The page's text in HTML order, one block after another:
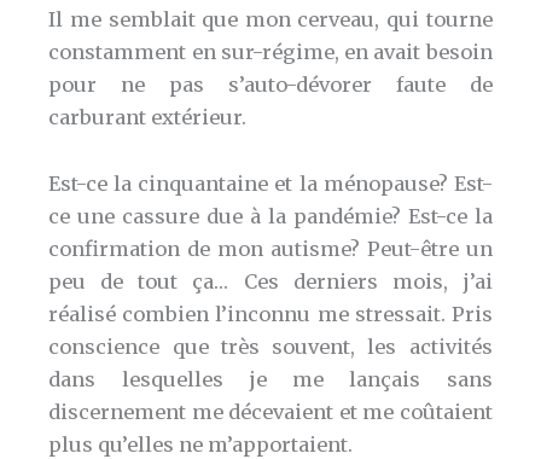
Il me semblait que mon cerveau, qui tourne
constamment en sur-régime, en avait besoin
pour ne pas s’auto-dévorer faute de
carburant extérieur.
Est-ce la cinquantaine et la ménopause? Est-
ce une cassure due à la pandémie? Est-ce la
confirmation de mon autisme? Peut-être un
peu de tout ça… Ces derniers mois, j’ai
réalisé combien l’inconnu me stressait. Pris
conscience que très souvent, les activités
dans lesquelles je me lançais sans
discernement me décevaient et me coûtaient
plus qu’elles ne m’apportaient.